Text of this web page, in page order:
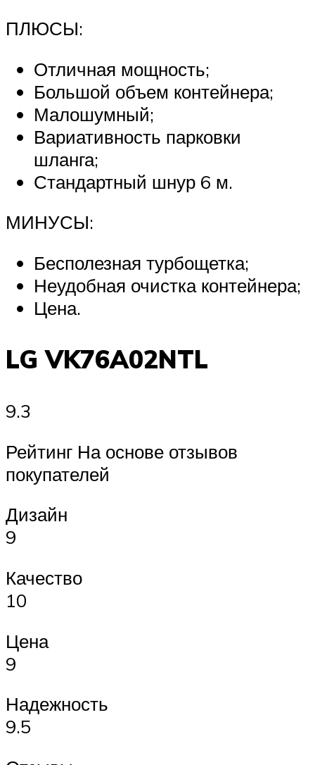
ПЛЮСЫ:
Отличная мощность;
Большой объем контейнера;
Малошумный;
Вариативность парковки
шланга;
Стандартный шнур 6 м.
МИНУСЫ:
Бесполезная турбощетка;
Неудобная очистка контейнера;
Цена.
LG VK76A02NTL
9.3
Рейтинг На основе отзывов
покупателей
Дизайн
9
Качество
10
Цена
9
Надежность
9.5